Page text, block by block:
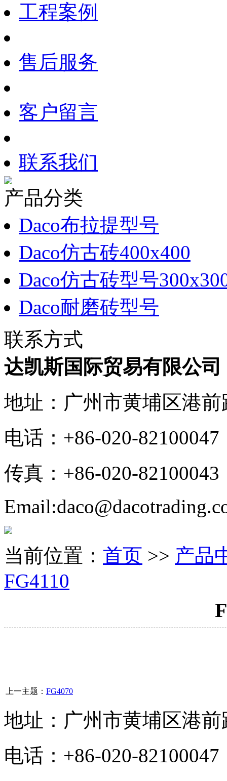
工程案例
售后服务
客户留言
联系我们
产品分类
Daco布拉提型号
Daco仿古砖400x400
Daco仿古砖型号
Daco耐磨砖型号
联系方式
达凯斯国际贸易有限公司
地址：广州市黄埔区港
电话：+86-020-82100047
传真：+86-020-82100043
当前位置： 首页 >> 产品
FG4110
上一主题： FG4070
地址：广州市黄埔区港
电话：+86-020-